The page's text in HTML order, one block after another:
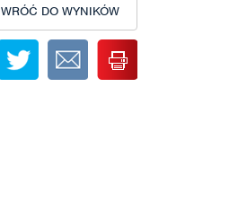
WRÓĆ DO WYNIKÓW